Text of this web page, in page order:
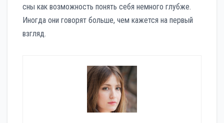
сны как возможность понять себя немного глубже.
Иногда они говорят больше, чем кажется на первый
взгляд.